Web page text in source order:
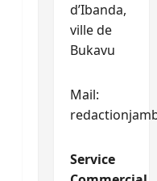
d’Ibanda,
ville de
Bukavu
Mail:
Service